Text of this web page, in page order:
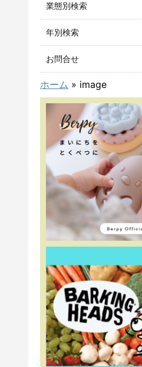
業態別検索
年別検索
お問合せ
ホーム » image